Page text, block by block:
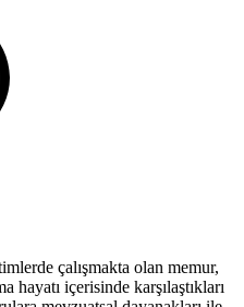
çalışmakta olan memur,
hayatı içerisinde karşılaştıkları